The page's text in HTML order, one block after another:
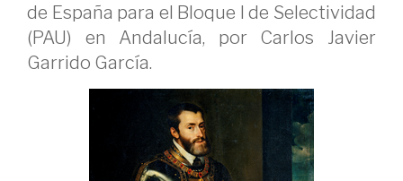
de España para el Bloque I de Selectividad
(PAU) en Andalucía, por Carlos Javier
Garrido García.